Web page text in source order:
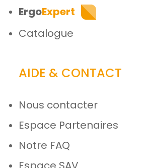
ErgoExpert
Catalogue
AIDE & CONTACT
Nous contacter
Espace Partenaires
Notre FAQ